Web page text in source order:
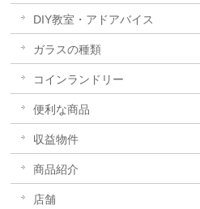
DIY教室・アドアバイス
ガラスの種類
コインランドリー
便利な商品
収益物件
商品紹介
店舗